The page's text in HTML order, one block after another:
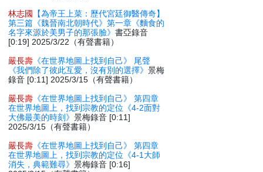
林志國
【為帝王上菜：歷代宮廷御醫傳奇】
第三篇《魏晉南北朝時代》第一章《麵食的
名字來源於美男子的那張臉》書亞錄音
[0:19] 2025/3/22（有聲書籍）
嚴長壽 《在世界地圖上找到自己》 尾聲
《我們除了彼此互愛，沒有別的選擇》景梅
錄音 [0:11] 2025/3/15（有聲書籍）
嚴長壽 《在世界地圖上找到自己》 第四章
在世界地圖上，找到宗教的定位《4-2面對
大佛最美的時刻》景梅錄音 [0:11]
2025/3/15（有聲書籍）
嚴長壽 《在世界地圖上找到自己》 第四章
在世界地圖上，找到宗教的定位《4-1大師
消失，典範難尋》景梅錄音 [0:16]